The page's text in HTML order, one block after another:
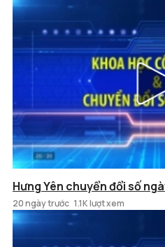
Hưng Yên chuyển đổi số
20 ngày trước 1.1K lượt xem